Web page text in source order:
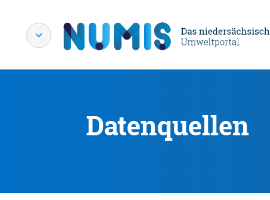
Datenquellen